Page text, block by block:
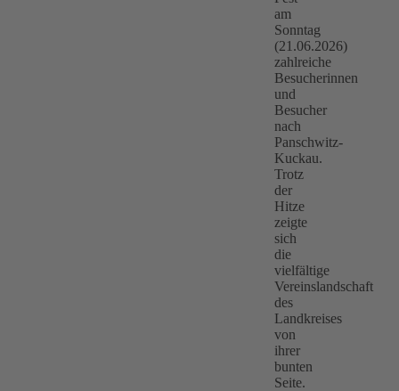
am
Sonntag
(21.06.2026)
zahlreiche
Besucherinnen
und
Besucher
nach
Panschwitz-
Kuckau.
Trotz
der
Hitze
zeigte
sich
die
vielfältige
Vereinslandschaft
des
Landkreises
von
ihrer
bunten
Seite.